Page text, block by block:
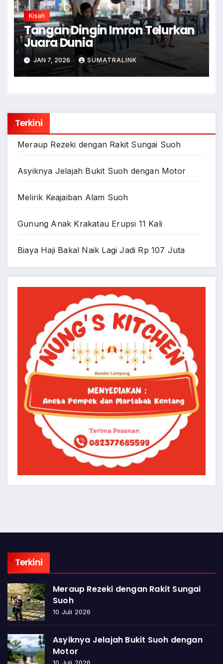
Kisah
Tangan Dingin Imron Telurkan
Juara Dunia
JAN 7, 2026 SUMATRALINK
Terkini
Meraup Rezeki dengan Rakit Sungai Suoh
Asyiknya Jelajah Bukit Suoh dengan Motor
Melirik Keajaiban Alam Suoh
Gunung Anak Krakatau Erupsi 11 Kali
Biaya Haji Bakal Naik Lagi Jadi Rp 107 Juta
Terkini
Meraup Rezeki dengan Rakit Sungai
Suoh
10 Juli 2026
Asyiknya Jelajah Bukit Suoh dengan
Motor